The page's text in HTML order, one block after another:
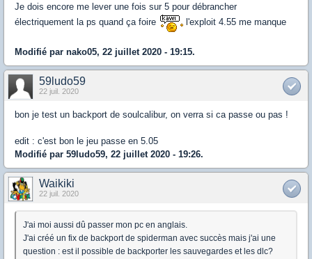
Je dois encore me lever une fois sur 5 pour débrancher
électriquement la ps quand ça foire
l'exploit 4.55 me manque
Modifié par nako05, 22 juillet 2020 - 19:15.
59ludo59
22 juil. 2020
bon je test un backport de soulcalibur, on verra si ca passe ou pas !
edit : c'est bon le jeu passe en 5.05
Modifié par 59ludo59, 22 juillet 2020 - 19:26.
Waikiki
22 juil. 2020
J'ai moi aussi dû passer mon pc en anglais.
J'ai créé un fix de backport de spiderman avec succès mais j'ai une
question : est il possible de backporter les sauvegardes et les dlc?